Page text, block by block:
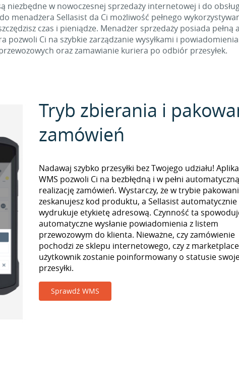
niezbędne w nowoczesnej sprzedaży internetowej i do
menadżera Sellasist da Ci możliwość pełnego
czas i pieniądze. Menadżer sprzedaży posiada pełną
pozwoli Ci na szybkie zarządzanie wysyłkami i
oraz zamawianie kuriera po odbiór przesyłek.
Tryb zbierania i
zamówień
Nadawaj szybko przesyłki bez Twojego udziału!
WMS pozwoli Ci na bezbłędną i w pełni automatyczną
realizację zamówień. Wystarczy, że w trybie
zeskanujesz kod produktu, a Sellasist automatycznie
wydrukuje etykietę adresową. Czynność ta
automatyczne wysłanie powiadomienia z listem
przewozowym do klienta. Nieważne, czy zamówienie
pochodzi ze sklepu internetowego, czy z
użytkownik zostanie poinformowany o statusie
przesyłki.
Sprawdź WMS